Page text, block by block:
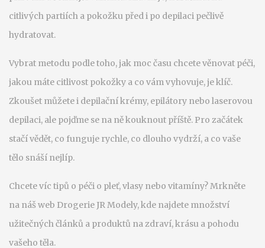
citlivých partiích a pokožku před i po depilaci pečlivě
hydratovat.
Vybrat metodu podle toho, jak moc času chcete věnovat péči,
jakou máte citlivost pokožky a co vám vyhovuje, je klíč.
Zkoušet můžete i depilační krémy, epilátory nebo laserovou
depilaci, ale pojďme se na ně kouknout příště. Pro začátek
stačí vědět, co funguje rychle, co dlouho vydrží, a co vaše
tělo snáší nejlíp.
Chcete víc tipů o péči o pleť, vlasy nebo vitamíny? Mrkněte
na náš web Drogerie JR Modely, kde najdete množství
užitečných článků a produktů na zdraví, krásu a pohodu
vašeho těla.